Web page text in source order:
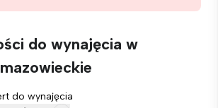
do wynajęcia w
do wynajęcia